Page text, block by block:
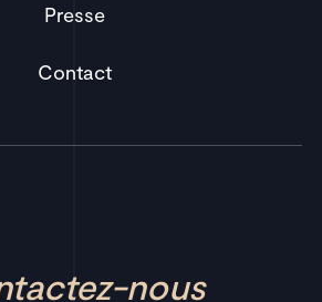
Presse
Contact
nous